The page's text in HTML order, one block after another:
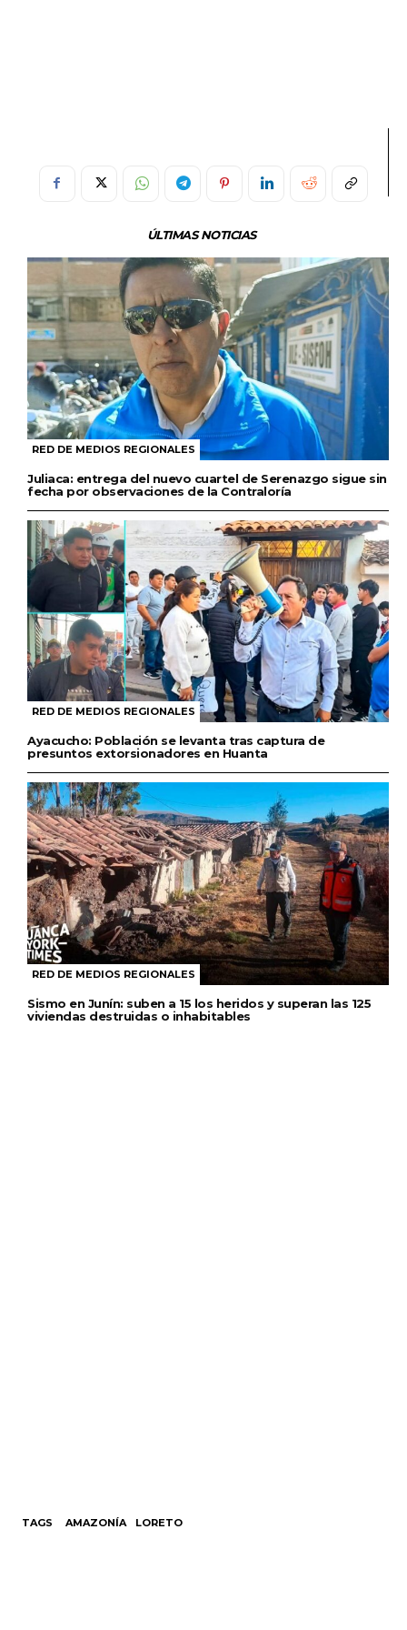
ÚLTIMAS NOTICIAS
RED DE MEDIOS REGIONALES
Juliaca: entrega del nuevo cuartel de Serenazgo sigue sin
fecha por observaciones de la Contraloría
RED DE MEDIOS REGIONALES
Ayacucho: Población se levanta tras captura de
presuntos extorsionadores en Huanta
RED DE MEDIOS REGIONALES
Sismo en Junín: suben a 15 los heridos y superan las 125
viviendas destruidas o inhabitables
TAGS AMAZONÍA LORETO